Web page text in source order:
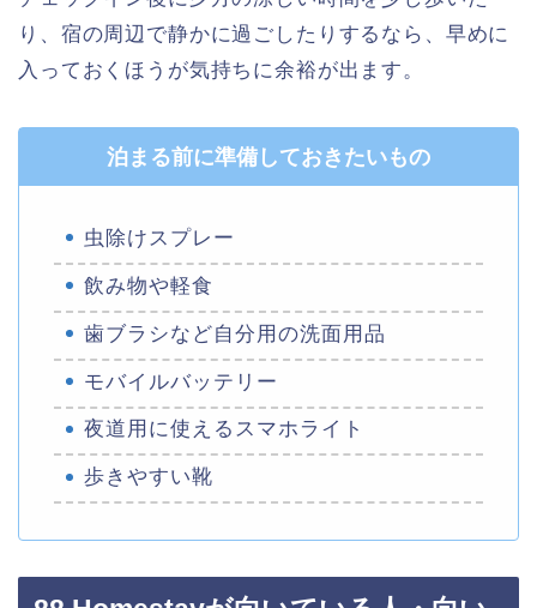
り、宿の周辺で静かに過ごしたりするなら、早めに
入っておくほうが気持ちに余裕が出ます。
泊まる前に準備しておきたいもの
虫除けスプレー
飲み物や軽食
歯ブラシなど自分用の洗面用品
モバイルバッテリー
夜道用に使えるスマホライト
歩きやすい靴